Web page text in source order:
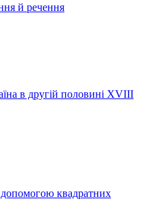
й речення
в другій половині ХVIIІ
допомогою квадратних